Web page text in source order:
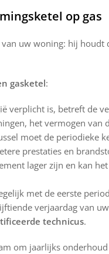
op gas
uw woning: hij
gasketel:
verplicht is, betreft de
het vermogen van
moet de periodieke
prestaties en
lager zijn en kan
met de eerste
verjaardag van
technicus.
om jaarlijks